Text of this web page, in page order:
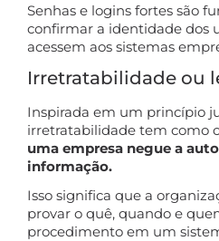
Senhas e logins fortes são
confirmar a identidade dos
acessem aos sistemas
Irretratabilidade ou
Inspirada em um princípio
irretratabilidade tem como
uma empresa negue a
informação.
Isso significa que a
provar o quê, quando e
procedimento em um